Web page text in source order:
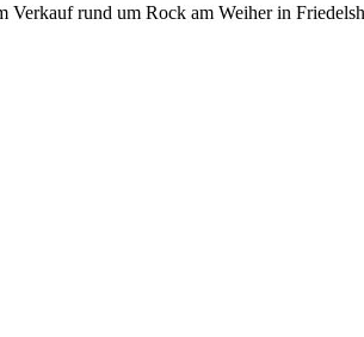
rund um Rock am Weiher in